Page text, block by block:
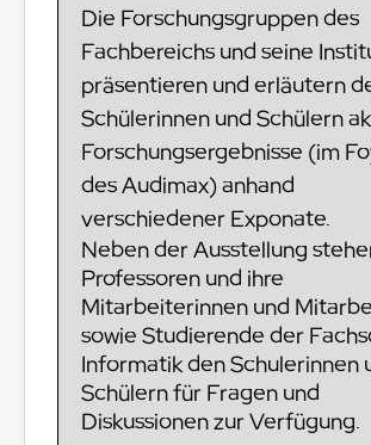
Die Forschungsgruppen des
Fachbereichs und seine
präsentieren und erläutern
Schülerinnen und Schülern
Forschungsergebnisse (im
des Audimax) anhand
verschiedener Exponate.
Neben der Ausstellung
Professoren und ihre
Mitarbeiterinnen und
sowie Studierende der
Informatik den Schulerinnen
Schülern für Fragen und
Diskussionen zur Verfügung.